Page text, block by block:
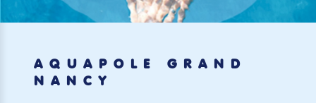
AQUAPÔLE GRAND
NANCY